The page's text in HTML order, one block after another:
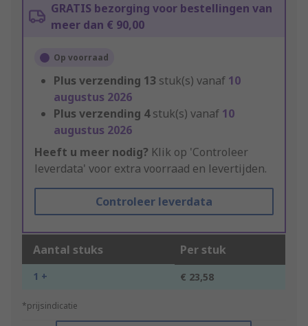
GRATIS bezorging voor bestellingen van
meer dan € 90,00
Op voorraad
Plus verzending 13 stuk(s) vanaf 10
augustus 2026
Plus verzending 4stuk(s) vanaf 10
augustus 2026
Heeft u meer nodig? Klik op 'Controleer
leverdata' voor extra voorraad en levertijden.
Controleer leverdata
Aantal stuks Per stuk
1 + € 23,58
*prijsindicatie